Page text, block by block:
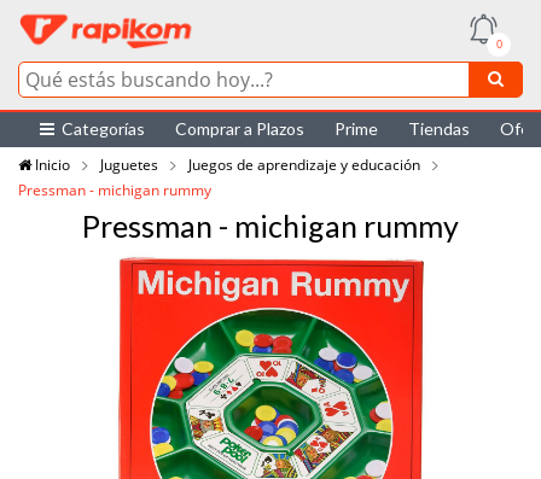
0
Categorías Comprar a Plazos Prime Tiendas
Inicio
Juguetes
Juegos de aprendizaje y educación
Pressman - michigan rummy
Pressman - michigan rummy